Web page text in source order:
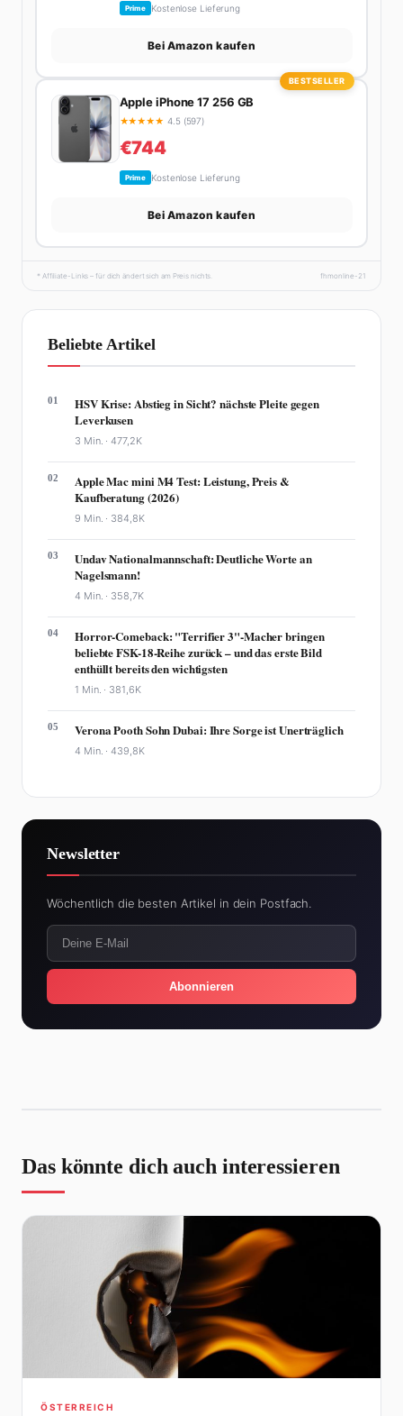
Prime Kostenlose Lieferung
Bei Amazon kaufen
BESTSELLER
Apple iPhone 17 256 GB
★★★★★ 4.5 (597)
€744
Prime Kostenlose Lieferung
Bei Amazon kaufen
* Affiliate-Links – für dich ändert sich am Preis nichts. fhmonline-21
Beliebte Artikel
01
HSV Krise: Abstieg in Sicht? nächste Pleite gegen
Leverkusen
3 Min. ·477,2K
02
Apple Mac mini M4 Test: Leistung, Preis &
Kaufberatung (2026)
9 Min. · 384,8K
03
Undav Nationalmannschaft: Deutliche Worte an
Nagelsmann!
4 Min. · 358,7K
04
Horror-Comeback: "Terrifier 3"-Macher bringen
beliebte FSK-18-Reihe zurück – und das erste Bild
enthüllt bereits den wichtigsten
1 Min. · 381,6K
05 Verona Pooth Sohn Dubai: Ihre Sorge ist Unerträglich
4 Min. ·439,8K
Newsletter
Wöchentlich die besten Artikel in dein Postfach.
Abonnieren
Das könnte dich auch interessieren
ÖSTERREICH